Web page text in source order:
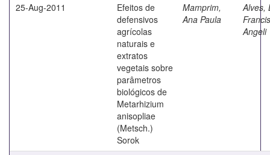
25-Aug-2011
Efeitos de
defensivos
agrícolas
naturais e
extratos
vegetais sobre
parâmetros
biológicos de
Metarhizium
anisopliae
(Metsch.)
Sorok
Mamprim,
Ana Paula
Alves,
Angeli